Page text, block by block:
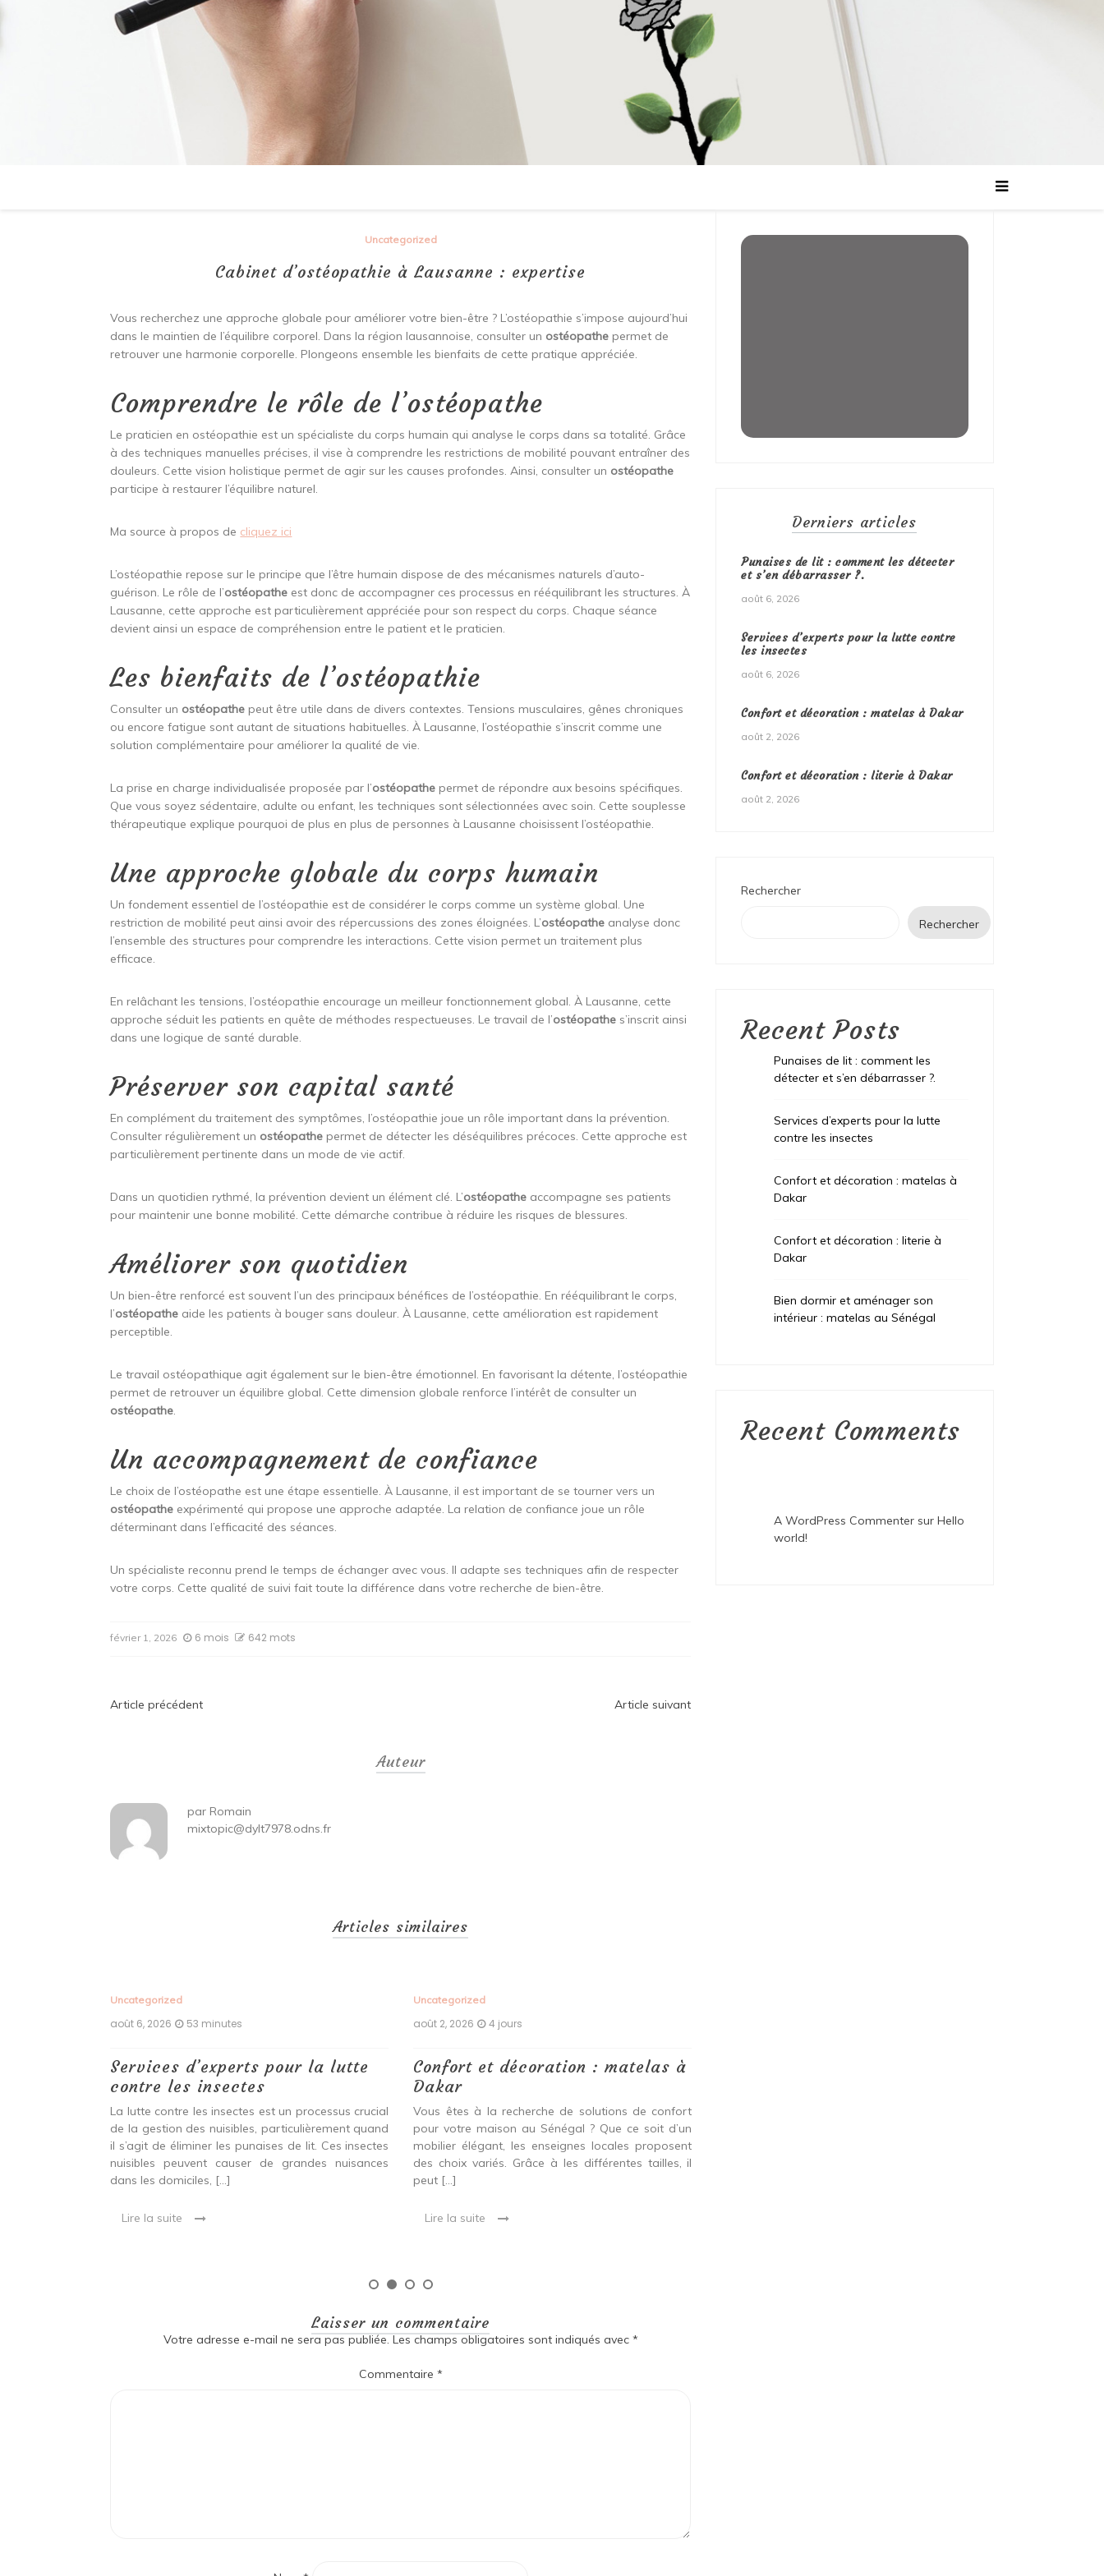
Uncategorized
Cabinet d’ostéopathie à Lausanne : expertise
Vous recherchez une approche globale pour améliorer votre bien-être ? L’ostéopathie s’impose aujourd’hui
dans le maintien de l’équilibre corporel. Dans la région lausannoise, consulter un ostéopathe permet de
retrouver une harmonie corporelle. Plongeons ensemble les bienfaits de cette pratique appréciée.
Comprendre le rôle de l’ostéopathe
Le praticien en ostéopathie est un spécialiste du corps humain qui analyse le corps dans sa totalité. Grâce
à des techniques manuelles précises, il vise à comprendre les restrictions de mobilité pouvant entraîner des
douleurs. Cette vision holistique permet de agir sur les causes profondes. Ainsi, consulter un ostéopathe
participe à restaurer l’équilibre naturel.
Ma source à propos de cliquez ici
L’ostéopathie repose sur le principe que l’être humain dispose de des mécanismes naturels d’auto-
guérison. Le rôle de l’ostéopathe est donc de accompagner ces processus en rééquilibrant les structures. À
Lausanne, cette approche est particulièrement appréciée pour son respect du corps. Chaque séance
devient ainsi un espace de compréhension entre le patient et le praticien.
Les bienfaits de l’ostéopathie
Consulter un ostéopathe peut être utile dans de divers contextes. Tensions musculaires, gênes chroniques
ou encore fatigue sont autant de situations habituelles. À Lausanne, l’ostéopathie s’inscrit comme une
solution complémentaire pour améliorer la qualité de vie.
La prise en charge individualisée proposée par l’ostéopathe permet de répondre aux besoins spécifiques.
Que vous soyez sédentaire, adulte ou enfant, les techniques sont sélectionnées avec soin. Cette souplesse
thérapeutique explique pourquoi de plus en plus de personnes à Lausanne choisissent l’ostéopathie.
Une approche globale du corps humain
Un fondement essentiel de l’ostéopathie est de considérer le corps comme un système global. Une
restriction de mobilité peut ainsi avoir des répercussions des zones éloignées. L’ostéopathe analyse donc
l’ensemble des structures pour comprendre les interactions. Cette vision permet un traitement plus
efficace.
En relâchant les tensions, l’ostéopathie encourage un meilleur fonctionnement global. À Lausanne, cette
approche séduit les patients en quête de méthodes respectueuses. Le travail de l’ostéopathe s’inscrit ainsi
dans une logique de santé durable.
Préserver son capital santé
En complément du traitement des symptômes, l’ostéopathie joue un rôle important dans la prévention.
Consulter régulièrement un ostéopathe permet de détecter les déséquilibres précoces. Cette approche est
particulièrement pertinente dans un mode de vie actif.
Dans un quotidien rythmé, la prévention devient un élément clé. L’ostéopathe accompagne ses patients
pour maintenir une bonne mobilité. Cette démarche contribue à réduire les risques de blessures.
Améliorer son quotidien
Un bien-être renforcé est souvent l’un des principaux bénéfices de l’ostéopathie. En rééquilibrant le corps,
l’ostéopathe aide les patients à bouger sans douleur. À Lausanne, cette amélioration est rapidement
perceptible.
Le travail ostéopathique agit également sur le bien-être émotionnel. En favorisant la détente, l’ostéopathie
permet de retrouver un équilibre global. Cette dimension globale renforce l’intérêt de consulter un
ostéopathe.
Un accompagnement de confiance
Le choix de l’ostéopathe est une étape essentielle. À Lausanne, il est important de se tourner vers un
ostéopathe expérimenté qui propose une approche adaptée. La relation de confiance joue un rôle
déterminant dans l’efficacité des séances.
Un spécialiste reconnu prend le temps de échanger avec vous. Il adapte ses techniques afin de respecter
votre corps. Cette qualité de suivi fait toute la différence dans votre recherche de bien-être.
février 1, 2026 6 mois 642 mots
Navigation
Article précédent Article suivant
Auteur
par Romain
mixtopic@dylt7978.odns.fr
Articles similaires
Uncategorized
août 6, 2026 53 minutes
Services d’experts pour la lutte
contre les insectes
La lutte contre les insectes est un processus crucial
de la gestion des nuisibles, particulièrement quand
il s’agit de éliminer les punaises de lit. Ces insectes
nuisibles peuvent causer de grandes nuisances
dans les domiciles, […]
Lire la suite
Uncategorized
août 2, 2026 4 jours
Confort et décoration : matelas à
Dakar
Vous êtes à la recherche de solutions de confort
pour votre maison au Sénégal ? Que ce soit d’un
mobilier élégant, les enseignes locales proposent
des choix variés. Grâce à les différentes tailles, il
peut […]
Lire la suite
Laisser un commentaire
Votre adresse e-mail ne sera pas publiée. Les champs obligatoires sont indiqués avec *
Commentaire *
Derniers articles
Punaises de lit : comment les détecter
et s’en débarrasser ?.
août 6, 2026
Services d’experts pour la lutte contre
les insectes
août 6, 2026
Confort et décoration : matelas à Dakar
août 2, 2026
Confort et décoration : literie à Dakar
août 2, 2026
Rechercher
Rechercher
Recent Posts
Punaises de lit : comment les
détecter et s’en débarrasser ?.
Services d’experts pour la lutte
contre les insectes
Confort et décoration : matelas à
Dakar
Confort et décoration : literie à
Dakar
Bien dormir et aménager son
intérieur : matelas au Sénégal
Recent Comments
A WordPress Commenter surHello
world!